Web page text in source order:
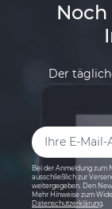
Der
Bei der Anmeldung zum
ausschließlich zur
weitergegeben. Den
Mehr Hinweise zum
Datenschutzerklärung.